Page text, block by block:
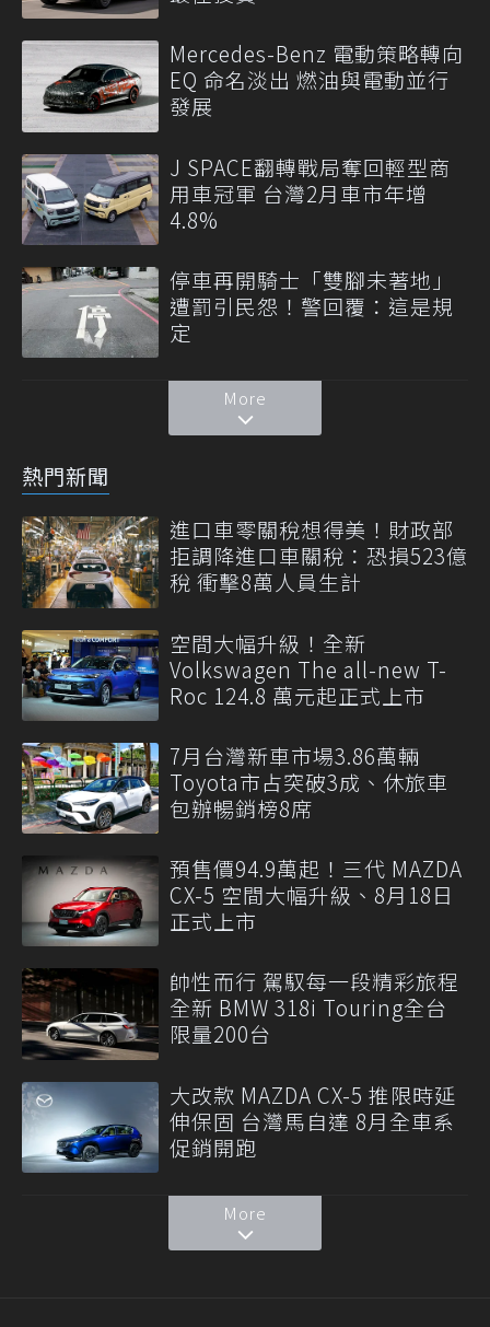
Mercedes-Benz 電動策略轉向
EQ 命名淡出 燃油與電動並行
發展
J SPACE翻轉戰局奪回輕型商
用車冠軍 台灣2月車市年增
4.8%
停車再開騎士「雙腳未著地」
遭罰引民怨！警回覆：這是規
定
More
熱門新聞
進口車零關稅想得美！財政部
拒調降進口車關稅：恐損523億
稅 衝擊8萬人員生計
空間大幅升級！全新
Volkswagen The all-new T-
Roc 124.8 萬元起正式上市
7月台灣新車市場3.86萬輛
Toyota市占突破3成、休旅車
包辦暢銷榜8席
預售價94.9萬起！三代 MAZDA
CX-5 空間大幅升級、8月18日
正式上市
帥性而行 駕馭每一段精彩旅程
全新 BMW 318i Touring全台
限量200台
大改款 MAZDA CX-5 推限時延
伸保固 台灣馬自達 8月全車系
促銷開跑
More